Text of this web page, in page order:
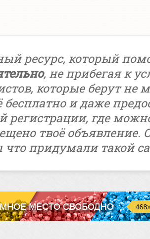
ресурс, который
, не прибегая к
которые берут не
бесплатно и даже
регистрации, где
твоё объявление.
придумали такой